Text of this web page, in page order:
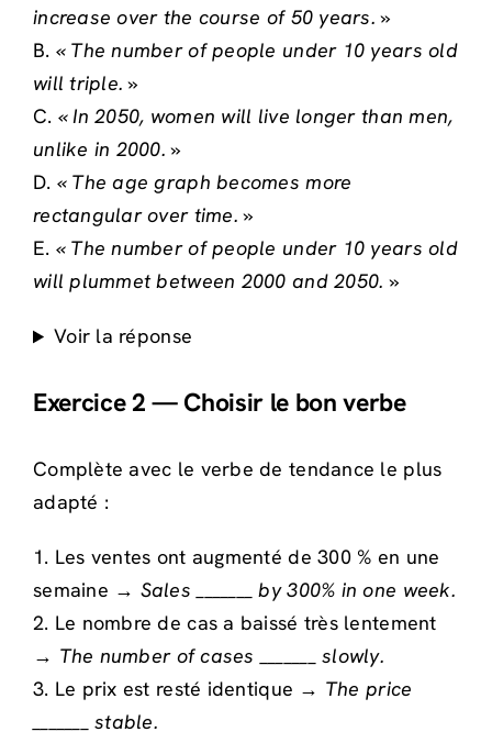
increase over the course of 50 years. »
B. « The number of people under 10 years old
will triple. »
C. « In 2050, women will live longer than men,
unlike in 2000. »
D. « The age graph becomes more
rectangular over time. »
E. « The number of people under 10 years old
will plummet between 2000 and 2050. »
Voir la réponse
Exercice 2 — Choisir le bon verbe
Complète avec le verbe de tendance le plus
adapté :
1. Les ventes ont augmenté de 300 % en une
semaine → Sales _______ by 300% in one week.
2. Le nombre de cas a baissé très lentement
→ The number of cases _______ slowly.
3. Le prix est resté identique → The price
_______ stable.